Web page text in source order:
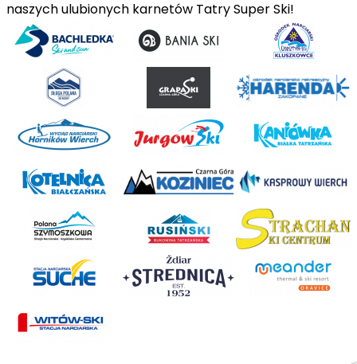
naszych ulubionych karnetów Tatry Super Ski!